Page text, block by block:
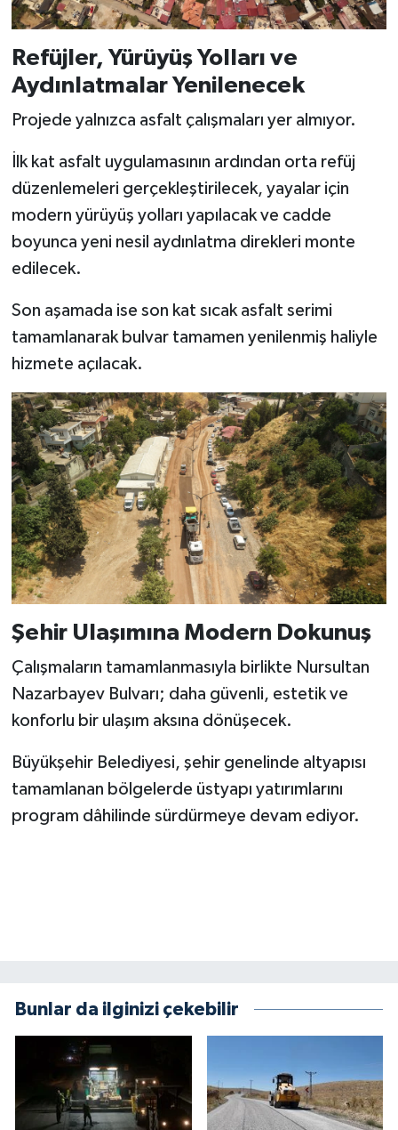
Refüjler, Yürüyüş Yolları ve
Aydınlatmalar Yenilenecek
Projede yalnızca asfalt çalışmaları yer almıyor.
İlk kat asfalt uygulamasının ardından orta refüj
düzenlemeleri gerçekleştirilecek, yayalar için
modern yürüyüş yolları yapılacak ve cadde
boyunca yeni nesil aydınlatma direkleri monte
edilecek.
Son aşamada ise son kat sıcak asfalt serimi
tamamlanarak bulvar tamamen yenilenmiş haliyle
hizmete açılacak.
Şehir Ulaşımına Modern Dokunuş
Çalışmaların tamamlanmasıyla birlikte Nursultan
Nazarbayev Bulvarı; daha güvenli, estetik ve
konforlu bir ulaşım aksına dönüşecek.
Büyükşehir Belediyesi, şehir genelinde altyapısı
tamamlanan bölgelerde üstyapı yatırımlarını
program dâhilinde sürdürmeye devam ediyor.
Bunlar da ilginizi çekebilir